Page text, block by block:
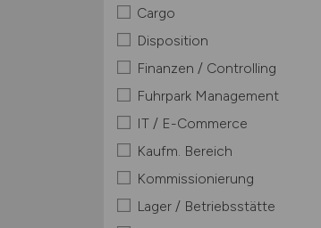
Cargo
Disposition
Finanzen / Controlling
Fuhrpark Management
IT / E-Commerce
Kaufm. Bereich
Kommissionierung
Lager / Betriebsstätte